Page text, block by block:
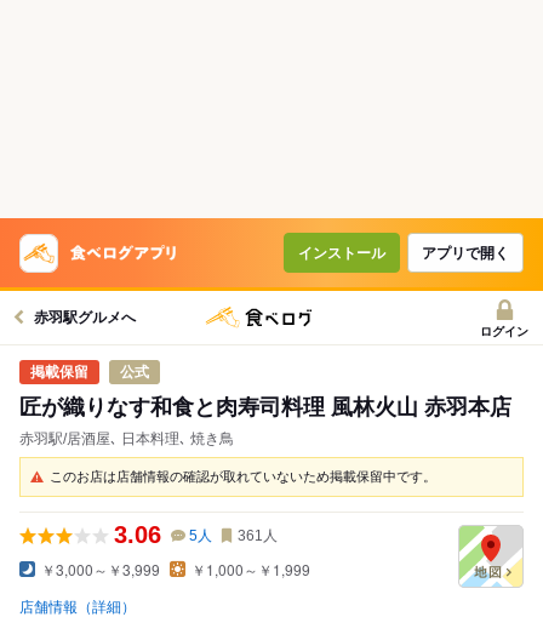
インストール アプリで開く
赤羽駅グルメへ
ログイン
公式
匠が織りなす和食と肉寿司料理 風林火山 赤羽本店
赤羽駅/居酒屋､ 日本料理､ 焼き鳥
このお店は店舗情報の確認が取れていないため掲載保留中です。
3.06 5人 361 人
￥3,000～￥3,999 ￥1,000～￥1,999
店舗情報（詳細）